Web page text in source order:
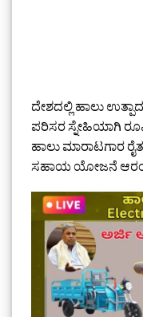
ದೇಶದಲ್ಲಿ ಹಾಲು
ಪರಿಸರ ಸ್ನೇಹಿಯಾಗಿ
ಹಾಲು ಮಾರಾಟಗಾರ
ಸಹಾಯ ಯೋಜನೆ